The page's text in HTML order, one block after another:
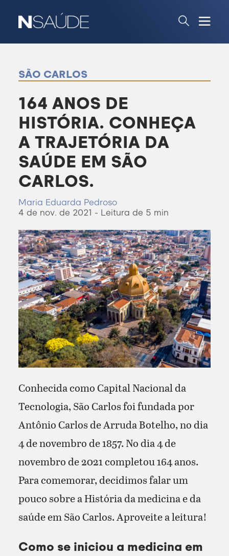
SÃO CARLOS
164 ANOS DE
HISTÓRIA. CONHEÇA
A TRAJETÓRIA DA
SAÚDE EM SÃO
CARLOS.
Maria Eduarda Pedroso
4 de nov. de 2021 - Leitura de 5 min
Conhecida como Capital Nacional da
Tecnologia, São Carlos foi fundada por
Antônio Carlos de Arruda Botelho, no dia
4 de novembro de 1857. No dia 4 de
novembro de 2021 completou 164 anos.
Para comemorar, decidimos falar um
pouco sobre a História da medicina e da
saúde em São Carlos. Aproveite a leitura!
Como se iniciou a medicina em